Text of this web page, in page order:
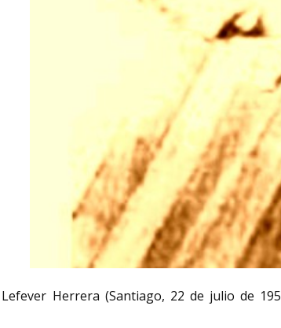
Herrera (Santiago, 22 de julio de